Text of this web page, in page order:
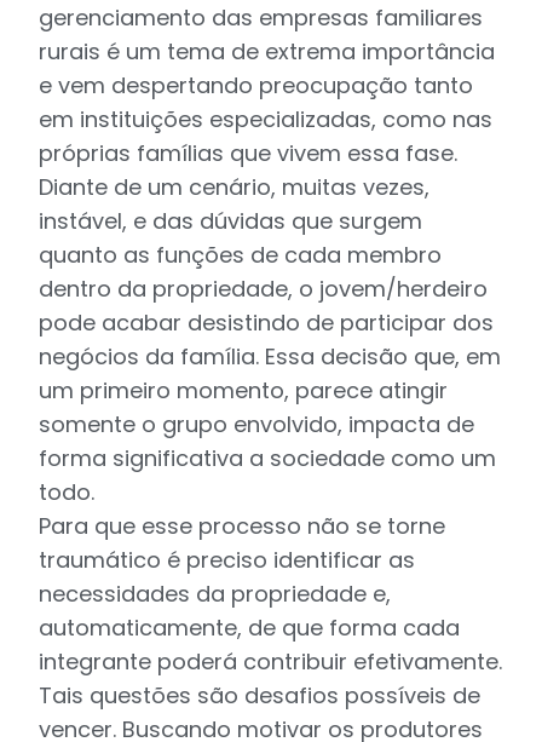
gerenciamento das empresas familiares
rurais é um tema de extrema importância
e vem despertando preocupação tanto
em instituições especializadas, como nas
próprias famílias que vivem essa fase.
Diante de um cenário, muitas vezes,
instável, e das dúvidas que surgem
quanto as funções de cada membro
dentro da propriedade, o jovem/herdeiro
pode acabar desistindo de participar dos
negócios da família. Essa decisão que, em
um primeiro momento, parece atingir
somente o grupo envolvido, impacta de
forma significativa a sociedade como um
todo.
Para que esse processo não se torne
traumático é preciso identificar as
necessidades da propriedade e,
automaticamente, de que forma cada
integrante poderá contribuir efetivamente.
Tais questões são desafios possíveis de
vencer. Buscando motivar os produtores